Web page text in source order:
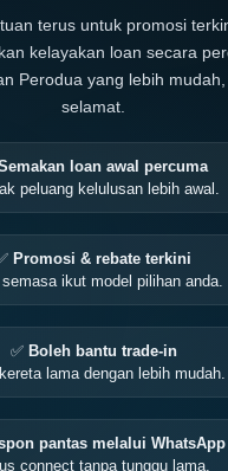
terus untuk promosi
kelayakan loan secara
Perodua yang lebih
selamat.
loan awal percuma
peluang kelulusan lebih awal.
Promosi & rebate terkini
ikut model pilihan anda.
✅ Boleh bantu trade-in
lama dengan lebih mudah.
pantas melalui WhatsApp
connect tanpa tunggu lama.